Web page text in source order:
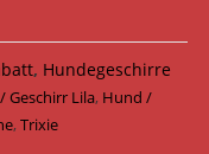
, Hundegeschirre
Geschirr Lila, Hund /
,Trixie